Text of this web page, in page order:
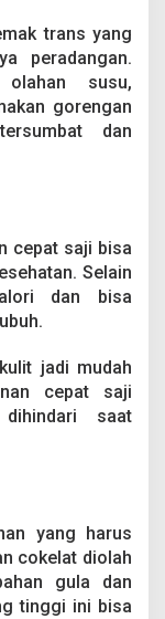
trans yang
peradangan.
susu,
gorengan
dan
cepat saji bisa
Selain
dan bisa
jadi mudah
cepat saji
saat
yang harus
cokelat diolah
gula dan
tinggi ini bisa